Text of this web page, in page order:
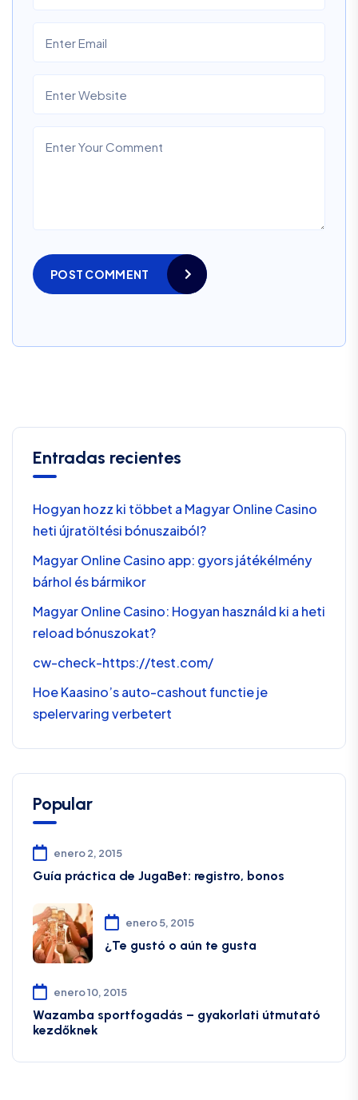
POST COMMENT
Entradas recientes
Hogyan hozz ki többet a Magyar Online Casino
heti újratöltési bónuszaiból?
Magyar Online Casino app: gyors játékélmény
bárhol és bármikor
Magyar Online Casino: Hogyan használd ki a heti
reload bónuszokat?
cw-check-https://test.com/
Hoe Kaasino’s auto-cashout functie je
spelervaring verbetert
Popular
enero 2, 2015
Guía práctica de JugaBet: registro, bonos
enero 5, 2015
¿Te gustó o aún te gusta
enero 10, 2015
Wazamba sportfogadás – gyakorlati útmutató
kezdőknek